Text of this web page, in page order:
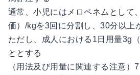
通常、小児にはメロペネムとして
価）/kgを3回に分割し、30分以上
ただし、成人における1日用量3g
ととする
（用法及び用量に関連する注意）